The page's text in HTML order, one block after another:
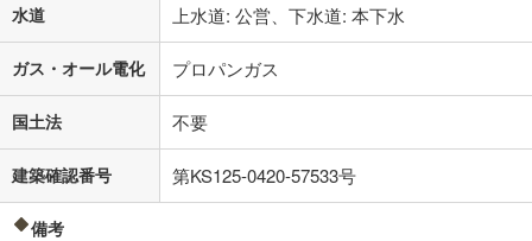
水道 上水道: 公営、下水道: 本下水
ガス・オール電化 プロパンガス
国土法 不要
建築確認番号 第KS125-0420-57533号
備考